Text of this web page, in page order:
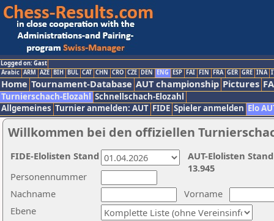
Logged on: Gast
Arabic ARM AZE BIH BUL CAT CHN CRO CZE DEN ENG ESP FAI FIN FRA GER GRE INA
Home Tournament-Database AUT championship Pictures
Turnierschach-Elozahl Schnellschach-Elozahl
Allgemeines Turnier anmelden: AUT FIDE Spieler anmelden Elo
Willkommen bei den offiziellen
Nachname
Vorname
Ebene
Personennummer
AUT-Elolisten
13.945
FIDE-Elolisten Stand